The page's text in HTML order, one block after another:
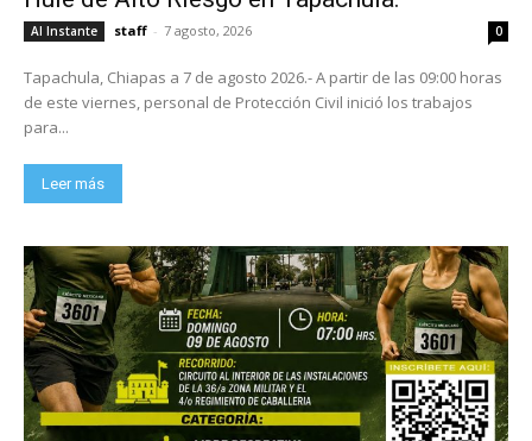
Al Instante staff - 7 agosto, 2026 0
Tapachula, Chiapas a 7 de agosto 2026.- A partir de las 09:00 horas
de este viernes, personal de Protección Civil inició los trabajos
para...
Leer más